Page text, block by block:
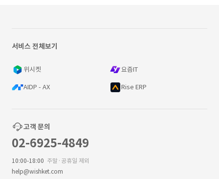
서비스 전체보기
위시켓 요즘IT
AIDP - AX Rise ERP
고객 문의
02-6925-4849
10:00-18:00 주말·공휴일 제외
help@wishket.com